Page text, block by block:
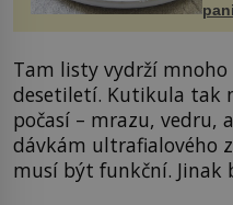
Tam listy vydrží
desetiletí. Kutikula tak
počasí – mrazu, vedru,
dávkám ultrafialového
musí být funkční. Jinak